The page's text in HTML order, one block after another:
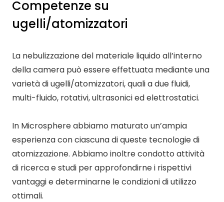
Competenze su
ugelli/atomizzatori
La nebulizzazione del materiale liquido all’interno
della camera può essere effettuata mediante una
varietà di ugelli/atomizzatori, quali a due fluidi,
multi-fluido, rotativi, ultrasonici ed elettrostatici.
In Microsphere abbiamo maturato un’ampia
esperienza con ciascuna di queste tecnologie di
atomizzazione. Abbiamo inoltre condotto attività
di ricerca e studi per approfondirne i rispettivi
vantaggi e determinarne le condizioni di utilizzo
ottimali.